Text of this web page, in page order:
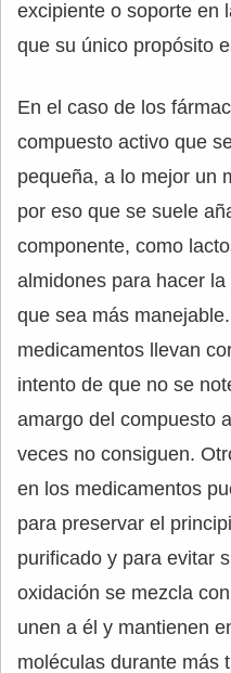
excipiente o soporte en
que su único propósito
En el caso de los
compuesto activo que
pequeña, a lo mejor un
por eso que se suele
componente, como
almidones para hacer
que sea más
medicamentos llevan
intento de que no se
amargo del compuesto
veces no consiguen.
en los medicamentos
para preservar el
purificado y para evitar
oxidación se mezcla
unen a él y mantienen
moléculas durante más